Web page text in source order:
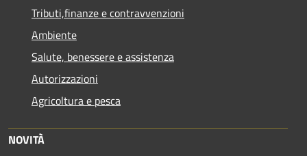
Tributi,finanze e contravvenzioni
Ambiente
Salute, benessere e assistenza
Autorizzazioni
Agricoltura e pesca
NOVITÀ